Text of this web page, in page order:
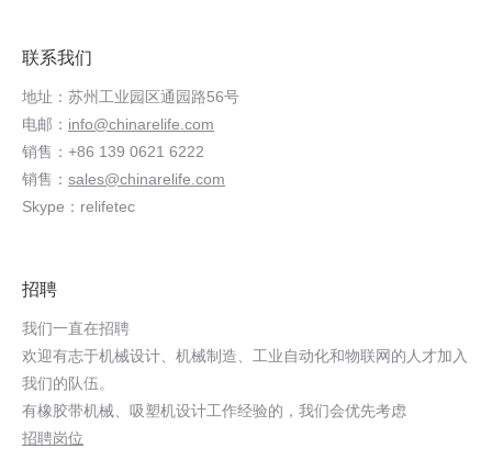
联系我们
地址：苏州工业园区通园路56号
电邮： info@chinarelife.com
销售：+86 139 0621 6222
销售： sales@chinarelife.com
Skype：relifetec
招聘
我们一直在招聘
欢迎有志于机械设计、机械制造、工业自动化和物联网的人才加入
我们的队伍。
有橡胶带机械、吸塑机设计工作经验的，我们会优先考虑
招聘岗位